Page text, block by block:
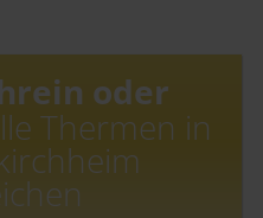
oder
Thermen in